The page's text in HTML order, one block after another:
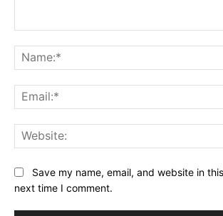
Save my name, email, and website in
next time I comment.